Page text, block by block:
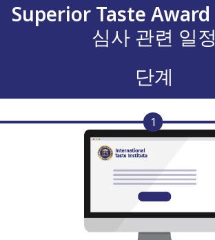
단계
Superior Taste Award
심사 관련 일정
1